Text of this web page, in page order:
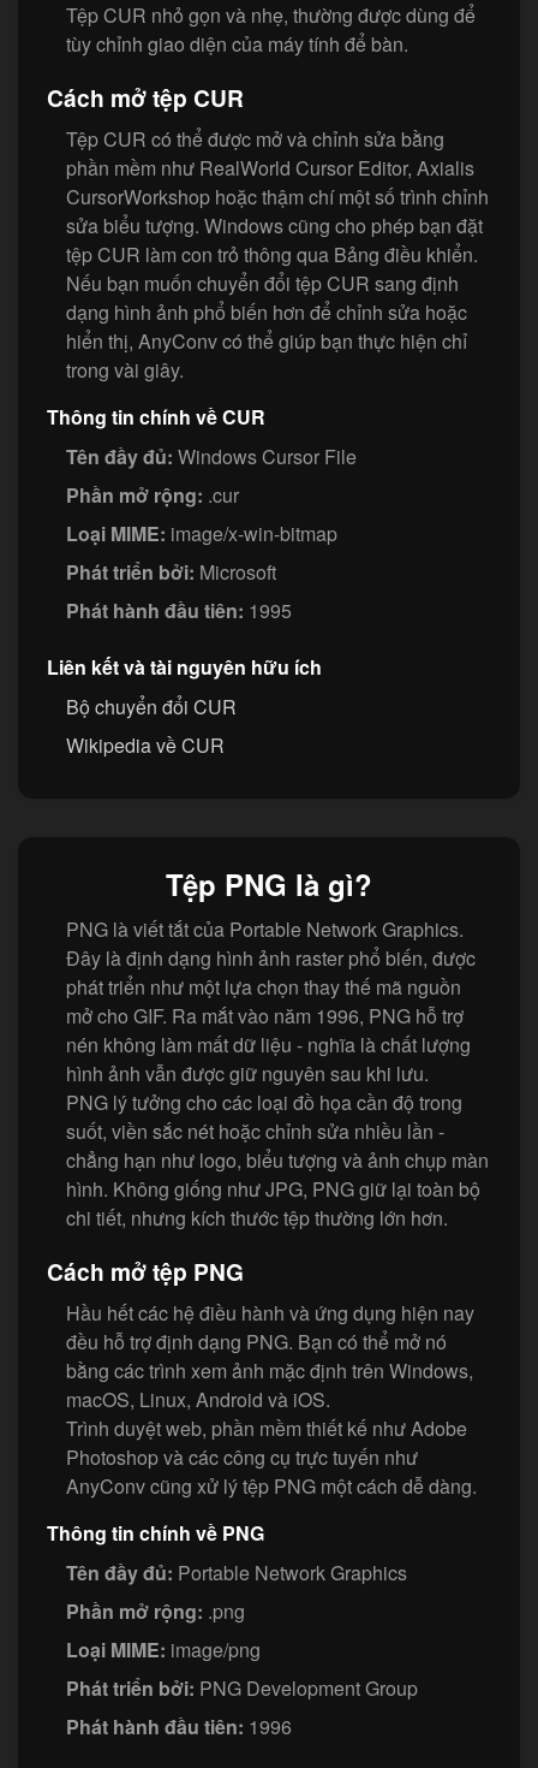
Tệp CUR nhỏ gọn và nhẹ, thường được dùng để
tùy chỉnh giao diện của máy tính để bàn.
Cách mở tệp CUR
Tệp CUR có thể được mở và chỉnh sửa bằng
phần mềm như RealWorld Cursor Editor, Axialis
CursorWorkshop hoặc thậm chí một số trình chỉnh
sửa biểu tượng. Windows cũng cho phép bạn đặt
tệp CUR làm con trỏ thông qua Bảng điều khiển.
Nếu bạn muốn chuyển đổi tệp CUR sang định
dạng hình ảnh phổ biến hơn để chỉnh sửa hoặc
hiển thị, AnyConv có thể giúp bạn thực hiện chỉ
trong vài giây.
Thông tin chính về CUR
Tên đầy đủ: Windows Cursor File
Phần mở rộng: .cur
Loại MIME: image/x-win-bitmap
Phát triển bởi: Microsoft
Phát hành đầu tiên: 1995
Liên kết và tài nguyên hữu ích
Bộ chuyển đổi CUR
Wikipedia về CUR
Tệp PNG là gì?
PNG là viết tắt của Portable Network Graphics.
Đây là định dạng hình ảnh raster phổ biến, được
phát triển như một lựa chọn thay thế mã nguồn
mở cho GIF. Ra mắt vào năm 1996, PNG hỗ trợ
nén không làm mất dữ liệu - nghĩa là chất lượng
hình ảnh vẫn được giữ nguyên sau khi lưu.
PNG lý tưởng cho các loại đồ họa cần độ trong
suốt, viền sắc nét hoặc chỉnh sửa nhiều lần -
chẳng hạn như logo, biểu tượng và ảnh chụp màn
hình. Không giống như JPG, PNG giữ lại toàn bộ
chi tiết, nhưng kích thước tệp thường lớn hơn.
Cách mở tệp PNG
Hầu hết các hệ điều hành và ứng dụng hiện nay
đều hỗ trợ định dạng PNG. Bạn có thể mở nó
bằng các trình xem ảnh mặc định trên Windows,
macOS, Linux, Android và iOS.
Trình duyệt web, phần mềm thiết kế như Adobe
Photoshop và các công cụ trực tuyến như
AnyConv cũng xử lý tệp PNG một cách dễ dàng.
Thông tin chính về PNG
Tên đầy đủ: Portable Network Graphics
Phần mở rộng: .png
Loại MIME: image/png
Phát triển bởi: PNG Development Group
Phát hành đầu tiên: 1996